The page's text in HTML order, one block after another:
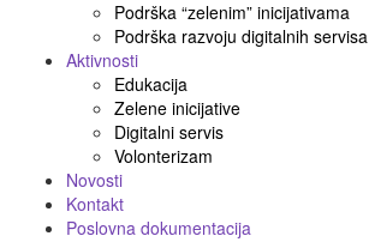
Podrška “zelenim” inicijativama
Podrška razvoju digitalnih servisa
Aktivnosti
Edukacija
Zelene inicijative
Digitalni servis
Volonterizam
Novosti
Kontakt
Poslovna dokumentacija